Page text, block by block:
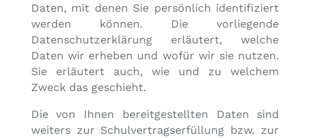
Daten, mit denen Sie persönlich identifiziert
werden können. Die vorliegende
Datenschutzerklärung erläutert, welche
Daten wir erheben und wofür wir sie nutzen.
Sie erläutert auch, wie und zu welchem
Zweck das geschieht.
Die von Ihnen bereitgestellten Daten sind
weiters zur Schulvertragserfüllung bzw. zur